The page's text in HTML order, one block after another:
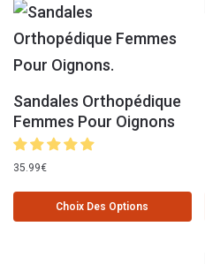
Sandales Orthopédique
Femmes Pour Oignons
35.99€
Choix Des Options